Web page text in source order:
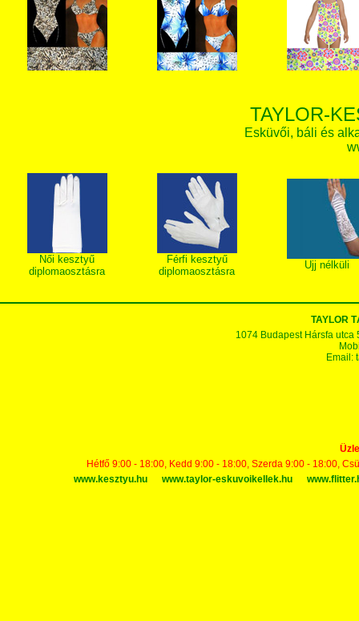
TAYLOR-
Esküvői, báli és
Női kesztyű
diplomaosztásra
Férfi kesztyű
diplomaosztásra
Ujj nélküli
TAYLOR
1074 Budapest Hársfa utca
Email:
Hétfő 9:00 - 18:00, Kedd 9:00 - 18:00, Szerda 9:00 - 18:00,
www.kesztyu.hu
www.taylor-eskuvoikellek.hu